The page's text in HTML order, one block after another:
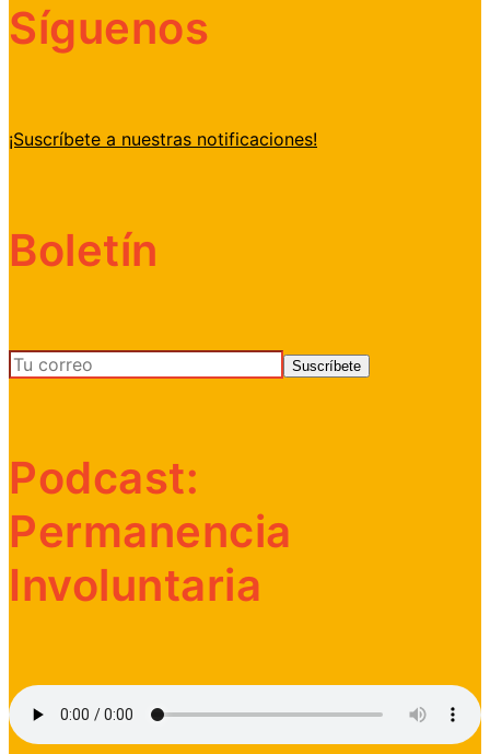
Síguenos
¡Suscríbete a nuestras notificaciones!
Boletín
Podcast:
Permanencia
Involuntaria